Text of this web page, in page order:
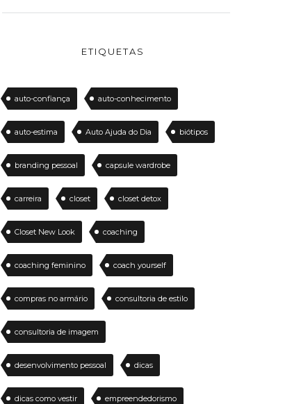
ETIQUETAS
auto-confiança auto-conhecimento
auto-estima Auto Ajuda do Dia biótipos
branding pessoal capsule wardrobe
carreira closet closet detox
Closet New Look coaching
coaching feminino coach yourself
compras no armário consultoria de estilo
consultoria de imagem
desenvolvimento pessoal dicas
dicas como vestir empreendedorismo